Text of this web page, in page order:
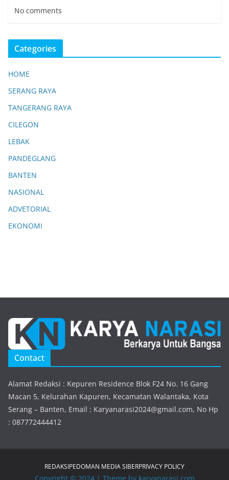
No comments
Categories
HOME
SERANG RAYA
TANGERANG RAYA
CILEGON
LEBAK
PANDEGLANG
BANTEN
NASIONAL
ADVETORIAL
EKONOMI
Contact
Alamat Redaksi : Kepuren Residence Blok F24 No. 16 Gang
Macan 5, Kelurahan Kapuren, Kecamatan Walantaka, Kota
Serang – Banten, Email : Karyanarasi2024@gmail.com, No Hp
: 087772444412
REDAKSIPEDOMAN MEDIA SIBERPRIVACY POLICY